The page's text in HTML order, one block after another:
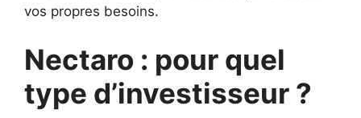
vos propres besoins.
Nectaro : pour quel
type d’investisseur ?